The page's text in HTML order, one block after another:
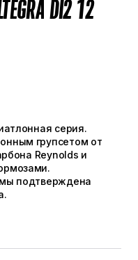
DI2 12
серия.
групсетом от
Reynolds и
подтверждена